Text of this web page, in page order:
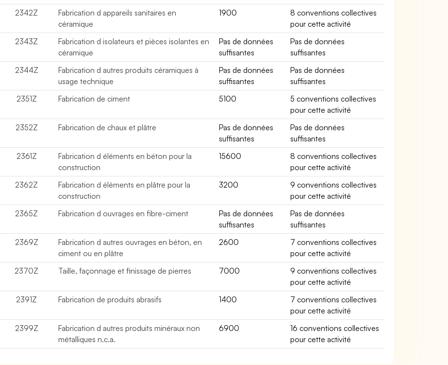
2342Z
Fabrication d appareils sanitaires en
céramique
1900
8 conventions collectives
pour cette activité
2343Z
Fabrication d isolateurs et pièces isolantes en
céramique
Pas de données
suffisantes
Pas de données
suffisantes
2344Z
Fabrication d autres produits céramiques à
usage technique
Pas de données
suffisantes
Pas de données
suffisantes
2351Z
Fabrication de ciment 5100
5 conventions collectives
pour cette activité
2352Z
Fabrication de chaux et plâtre
Pas de données
suffisantes
Pas de données
suffisantes
2361Z
Fabrication d éléments en béton pour la
construction
15600
8 conventions collectives
pour cette activité
2362Z
Fabrication d éléments en plâtre pour la
construction
3200
9 conventions collectives
pour cette activité
2365Z
Fabrication d ouvrages en fibre-ciment
Pas de données
suffisantes
Pas de données
suffisantes
2369Z
Fabrication d autres ouvrages en béton, en
ciment ou en plâtre
2600
7 conventions collectives
pour cette activité
2370Z
Taille, façonnage et finissage de pierres 7000
9 conventions collectives
pour cette activité
2391Z
Fabrication de produits abrasifs 1400
7 conventions collectives
pour cette activité
2399Z
Fabrication d autres produits minéraux non
métalliques n.c.a.
6900
16 conventions collectives
pour cette activité